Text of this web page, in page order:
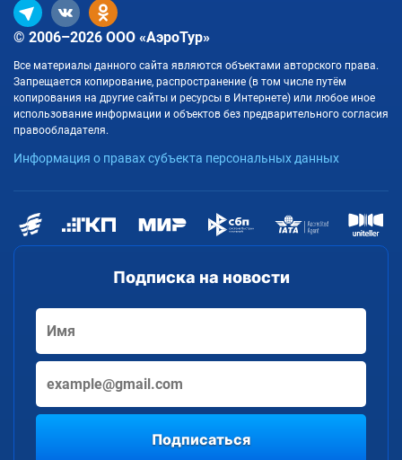
Подписка на новости
Подписаться
© 2006–2026 ООО «АэроТур»
Все материалы данного сайта являются объектами авторского права.
Запрещается копирование, распространение (в том числе путём
копирования на другие сайты и ресурсы в Интернете) или любое иное
использование информации и объектов без предварительного согласия
правообладателя.
Информация о правах субъекта персональных данных